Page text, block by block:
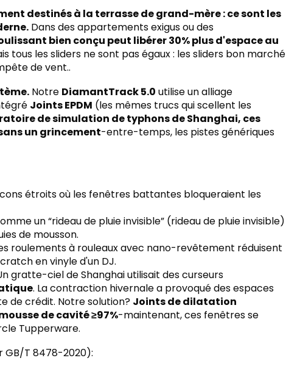
destinés à la terrasse de grand-mère : ce sont les
Dans des appartements exigus ou des
bien conçu peut libérer 30% plus d'espace au
les sliders ne sont pas égaux : les sliders bon marché
de vent..
Notre DiamantTrack 5.0 utilise un alliage
Joints EPDM (les mêmes trucs qui scellent les
de simulation de typhons de Shanghai, ces
un grincement-entre-temps, les pistes génériques
étroits où les fenêtres battantes bloqueraient les
un “rideau de pluie invisible” (rideau de pluie invisible)
de mousson.
roulements à rouleaux avec nano-revêtement réduisent
en vinyle d'un DJ.
gratte-ciel de Shanghai utilisait des curseurs
. La contraction hivernale a provoqué des espaces
de crédit. Notre solution? Joints de dilatation
de cavité ≥97%-maintenant, ces fenêtres se
Tupperware.
GB/T 8478-2020):